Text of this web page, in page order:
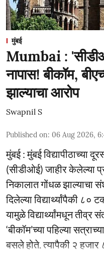
मुंबई
Mumbai :
नापास! बीकॉम,
झाल्याचा आरोप
Swapnil S
Published on: 06 Aug 2026,
मुंबई : मुंबई विद्यापीठाच्या
(सीडीओई) जाहीर केलेल्या
निकालात गोंधळ झाल्याचा
दिलेल्या विद्यार्थ्यांपैकी ८०
यामुळे विद्यार्थ्यांमधून तीव्र
‘बीकॉम’च्या पहिल्या
बसले होते. त्यापैकी २ हजार